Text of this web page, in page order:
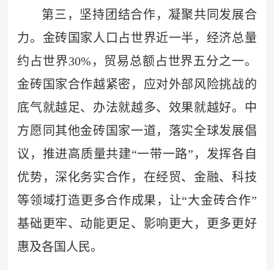
第三，坚持团结合作，凝聚共同发展合
力。金砖国家人口占世界近一半，经济总量
约占世界30%，贸易总额占世界五分之一。
金砖国家合作越紧密，应对外部风险挑战的
底气就越足、办法就越多、效果就越好。中
方愿同其他金砖国家一道，落实全球发展倡
议，推进高质量共建“一带一路”，发挥各自
优势，深化务实合作，在经贸、金融、科技
等领域打造更多合作成果，让“大金砖合作”
基础更牢、动能更足、影响更大，更多更好
惠及各国人民。